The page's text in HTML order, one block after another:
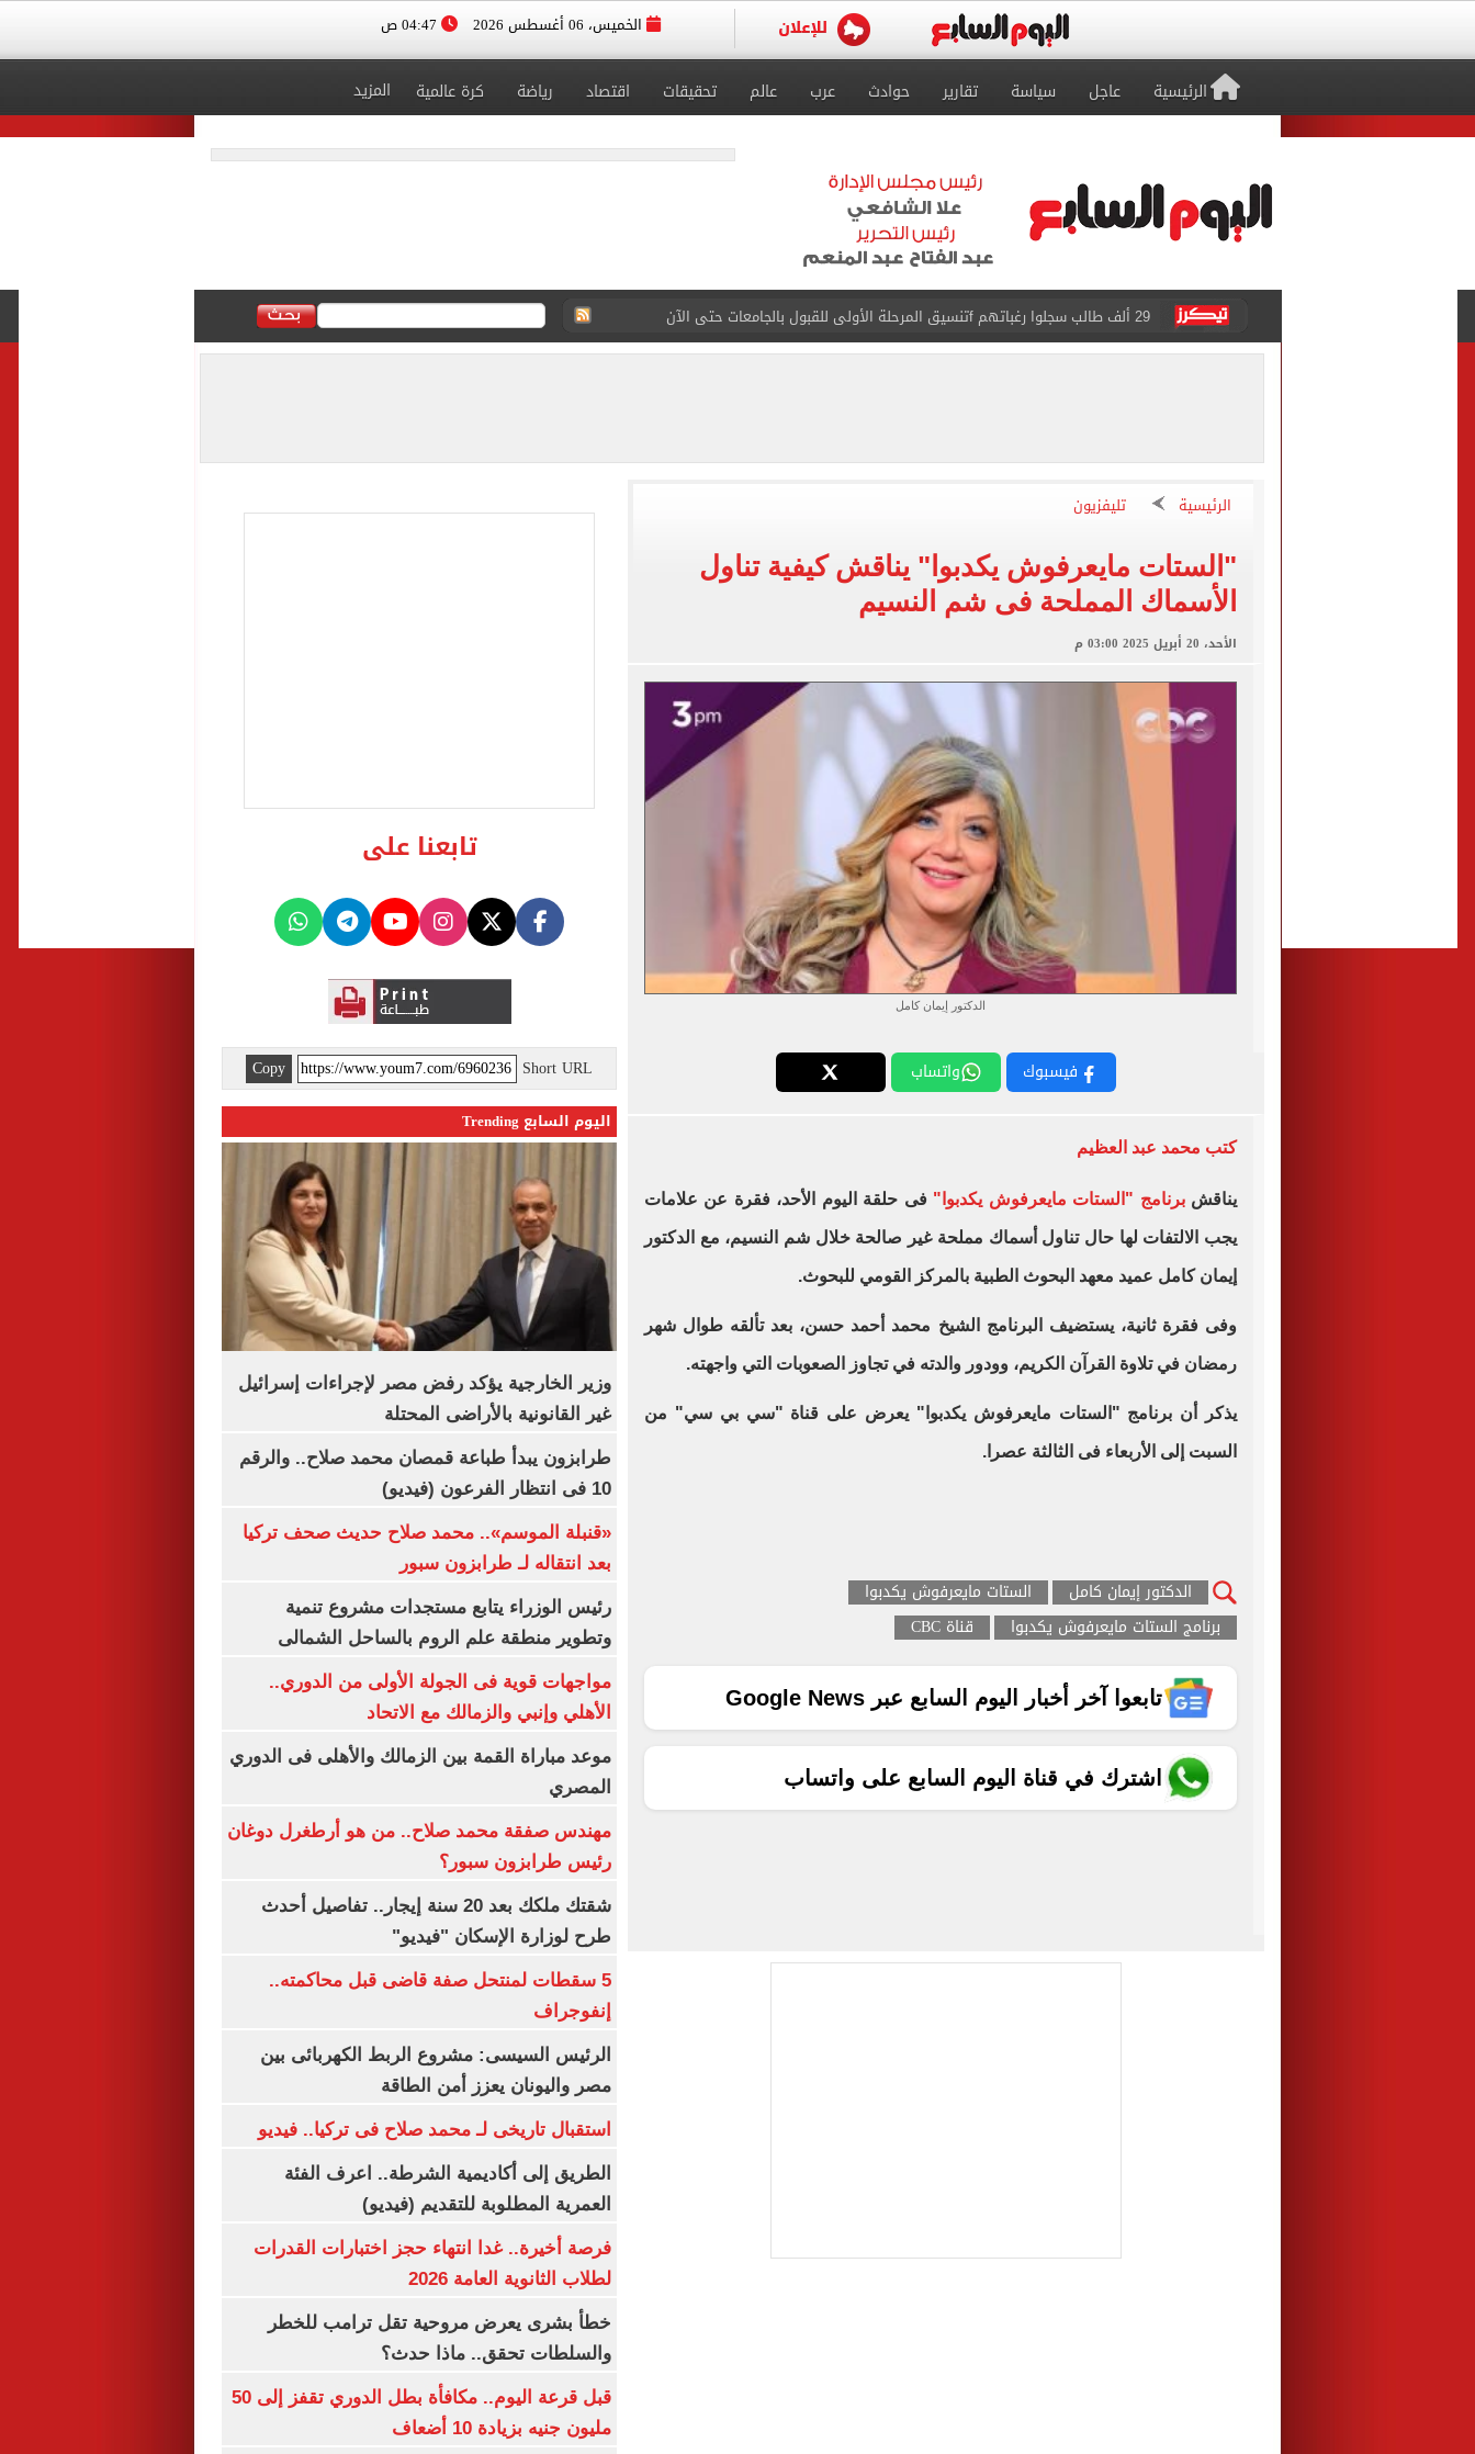
الخميس، 06 أغسطس 2026
الرئيسية عاجل سياسة تقارير حوادث عرب عالم تحقيقات اقتصاد رياضة كرة عالمية المزيد
حفلات U Arena تنطلق مع الهضبة عمرو دياب ضمن «يلا ساحل 2026» بالعلمين الجديدة
الآلاف يودعون عروس الشرقية إلى مثواها الأخير بعد وفاتها ليلة زفافها.. صور
الرئيس السيسى يستقبل ملك البحرين بمطار العلمين الدولى.. صور
الأهلى يقسو على النجوم بسداسية ودياً.. وغياب إمام عاشور
التموين والزراعة وجهاز مستقبل مصر يعلنون طرح السكر الحر بـ25 جنيها من الغد
البنك المركزى: ارتفاع الاحتياطى الأجنبى لـ 56.3 مليار دولار نهاية يوليو
الرئيسية تليفزيون
"الستات مايعرفوش يكدبوا" يناقش كيفية تناول
الأسماك المملحة فى شم النسيم
الأحد، 20 أبريل 2025 03:00 م
الدكتور إيمان كامل
فيسبوك واتساب
كتب محمد عبد العظيم
يناقشبرنامج "الستات مايعرفوش يكدبوا" فى حلقة اليوم الأحد، فقرة عن علامات
يجب الالتفات لها حال تناول أسماك مملحة غير صالحة خلال شم النسيم، مع الدكتور
إيمان كامل عميد معهد البحوث الطبية بالمركز القومي للبحوث.
وفى فقرة ثانية، يستضيف البرنامج الشيخ محمد أحمد حسن، بعد تألقه طوال شهر
رمضان في تلاوة القرآن الكريم، وودور والدته في تجاوز الصعوبات التي واجهته.
يذكر أن برنامج "الستات مايعرفوش يكدبوا" يعرض على قناة "سي بي سي" من
السبت إلى الأربعاء فى الثالثة عصرا.
الدكتور إيمان كامل
الستات مايعرفوش يكدبوا
برنامج الستات مايعرفوش يكدبوا
قناة CBC
تابعوا آخر أخبار اليوم السابع عبر Google News
اشترك في قناة اليوم السابع على واتساب
تابعنا على
Short URL
Copy
اليوم السابع Trending
وزير الخارجية يؤكد رفض مصر لإجراءات إسرائيل
غير القانونية بالأراضى المحتلة
طرابزون يبدأ طباعة قمصان محمد صلاح.. والرقم
10 فى انتظار الفرعون (فيديو)
«قنبلة الموسم».. محمد صلاح حديث صحف تركيا
بعد انتقاله لـ طرابزون سبور
رئيس الوزراء يتابع مستجدات مشروع تنمية
وتطوير منطقة علم الروم بالساحل الشمالى
مواجهات قوية فى الجولة الأولى من الدوري..
الأهلي وإنبي والزمالك مع الاتحاد
موعد مباراة القمة بين الزمالك والأهلى فى الدوري
المصري
مهندس صفقة محمد صلاح.. من هو أرطغرل دوغان
رئيس طرابزون سبور؟
شقتك ملكك بعد 20 سنة إيجار.. تفاصيل أحدث
طرح لوزارة الإسكان "فيديو"
5 سقطات لمنتحل صفة قاضى قبل محاكمته..
إنفوجراف
الرئيس السيسى: مشروع الربط الكهربائى بين
مصر واليونان يعزز أمن الطاقة
استقبال تاريخى لـ محمد صلاح فى تركيا.. فيديو
الطريق إلى أكاديمية الشرطة.. اعرف الفئة
العمرية المطلوبة للتقديم (فيديو)
فرصة أخيرة.. غدا انتهاء حجز اختبارات القدرات
لطلاب الثانوية العامة 2026
خطأ بشرى يعرض مروحية تقل ترامب للخطر
والسلطات تحقق.. ماذا حدث؟
قبل قرعة اليوم.. مكافأة بطل الدوري تقفز إلى 50
مليون جنيه بزيادة 10 أضعاف